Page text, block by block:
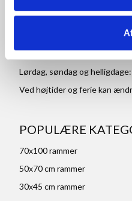
og afhentning:
Mandag - Torsdag: 09.00-
Fredag: 09.00-15.30
Lørdag, søndag og
Ved højtider og ferie kan
POPULÆRE
70x100 rammer
50x70 cm rammer
30x45 cm rammer